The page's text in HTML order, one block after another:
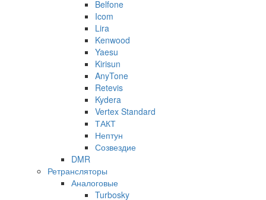
Belfone
Icom
Lira
Kenwood
Yaesu
Kirisun
AnyTone
Retevis
Kydera
Vertex Standard
ТАКТ
Нептун
Созвездие
DMR
Ретрансляторы
Аналоговые
Turbosky